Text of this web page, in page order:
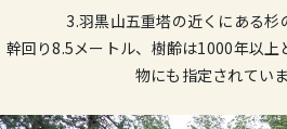
3.羽黒山五重塔の近くにある杉
幹回り8.5メートル、樹齢は1000年以上
物にも指定されていま